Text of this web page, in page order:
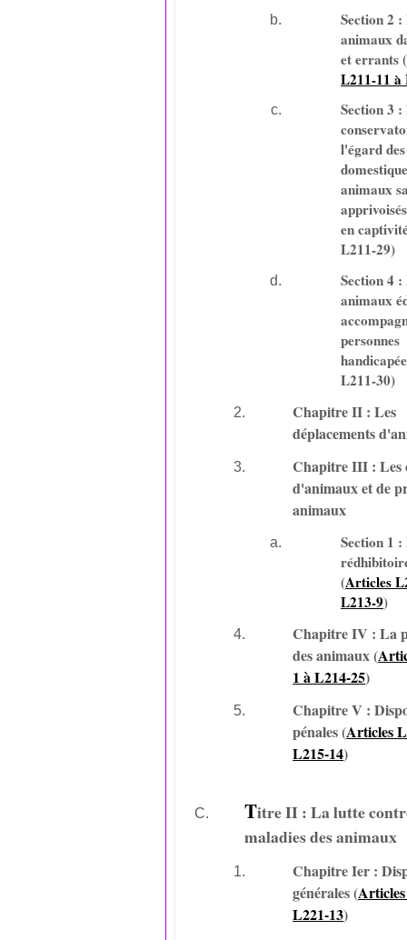
Section 2 :
animaux
et errants (
L211-11 à
Section 3 :
l'égard
animaux
en
L211-29)
Section 4 :
animaux
personnes
L211-30)
Chapitre II : Les
déplacements
Chapitre III : Les
d'animaux et de
animaux
Section 1 :
(Articles
L213-9)
Chapitre IV : La
des animaux (
1 à L214-25)
Chapitre V :
pénales (Articles
L215-14)
Titre II : La lutte
maladies des animaux
Chapitre Ier :
générales (
L221-13)